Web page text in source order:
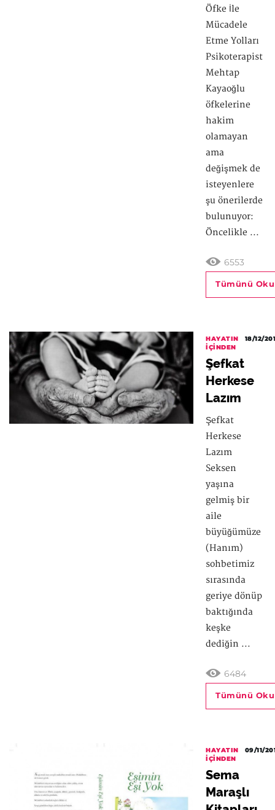
Öfke İle
Mücadele
Etme Yolları
Psikoterapist
Mehtap
Kayaoğlu
öfkelerine
hakim
olamayan
ama
değişmek de
isteyenlere
şu önerilerde
bulunuyor:
Öncelikle ...
6553
Tümünü Oku
HAYATIN
İÇINDEN
18/12/
Şefkat
Herkese
Lazım
Şefkat
Herkese
Lazım
Seksen
yaşına
gelmiş bir
aile
büyüğümüze
(Hanım)
sohbetimiz
sırasında
geriye dönüp
baktığında
keşke
dediğin ...
6484
Tümünü Oku
HAYATIN
İÇINDEN
09/11/
Sema
Maraşlı